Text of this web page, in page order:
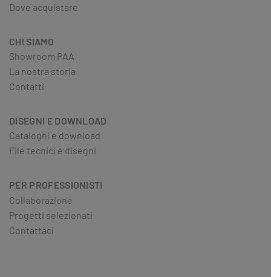
Dove acquistare
CHI SIAMO
Showroom PAA
La nostra storia
Contatti
DISEGNI E DOWNLOAD
Cataloghi e download
File tecnici e disegni
PER PROFESSIONISTI
Collaborazione
Progetti selezionati
Contattaci